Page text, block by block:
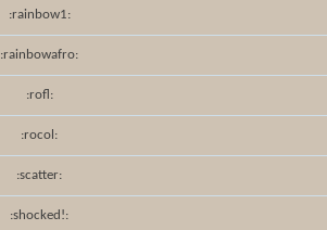
:rainbow1:
:rainbowafro:
:rofl:
:rocol:
:scatter:
:shocked!: